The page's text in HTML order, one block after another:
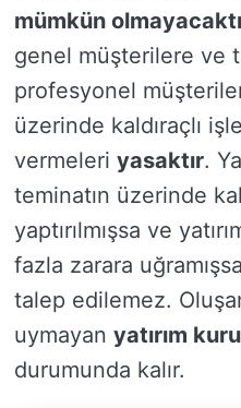
mümkün
genel müşterilere ve
profesyonel
üzerinde kaldıraçlı
vermeleri yasaktır.
teminatın üzerinde
yaptırılmışsa ve
fazla zarara
talep edilemez.
uymayan yatırım
durumunda kalır.